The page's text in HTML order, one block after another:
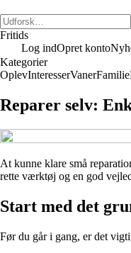
Fritids
Log indOpret konto
Kategorier
OplevInteresserVanerFamilie
Reparer selv:
At kunne klare små
rette værktøj og en god
Start med det
Før du går i gang, er det